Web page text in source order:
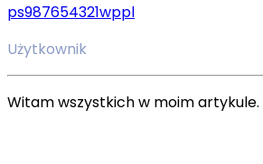
ps987654321wppl
Użytkownik
Witam wszystkich w moim artykule.